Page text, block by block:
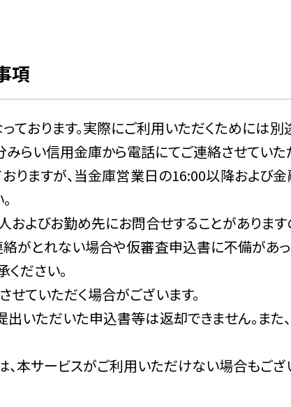
づく権利の行使や義務の履行のため
金融商品やサービスに関する各種ご提案のため
に関する各種ご提案のため
約後の事後管理のため
等を円滑に遂行するため
（以下「保証会社」という）が与信判断、与信
会社に提供するため
切な業務の遂行を実施するにあたり、必要な
適切かつ円滑に履行するため
利用目的が、法令等に基づき限定されてい
より、個人信用情報機関から提供を受けた申
項
ております。実際にご利用いただくためには
らい信用金庫から電話にてご連絡させていた
りますが、当金庫営業日の16:00以降および
よびお勤め先にお問合せすることがあります
がとれない場合や仮審査申込書に不備があ
ださい。
ていただく場合がございます。
いただいた申込書等は返却できません。また
本サービスがご利用いただけない場合もござ